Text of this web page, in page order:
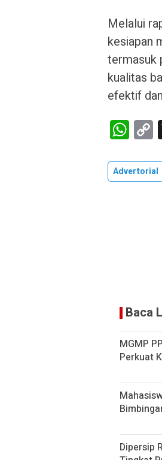
Melalui
kesiapan
termasuk
kualitas
efektif
W
h
at
s
Advertorial
Baca
MGMP
Perkuat
Dipersip